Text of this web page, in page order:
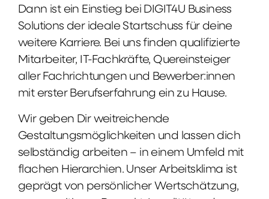
Dann ist ein Einstieg bei DIGIT4U Business
Solutions der ideale Startschuss für deine
weitere Karriere. Bei uns finden qualifizierte
Mitarbeiter, IT-Fachkräfte, Quereinsteiger
aller Fachrichtungen und Bewerber:innen
mit erster Berufserfahrung ein zu Hause.
Wir geben Dir weitreichende
Gestaltungsmöglichkeiten und lassen dich
selbständig arbeiten – in einem Umfeld mit
flachen Hierarchien. Unser Arbeitsklima ist
geprägt von persönlicher Wertschätzung,